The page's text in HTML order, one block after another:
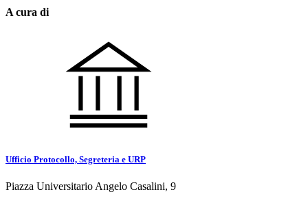
A cura di
Ufficio Protocollo, Segreteria e URP
Piazza Universitario Angelo Casalini, 9